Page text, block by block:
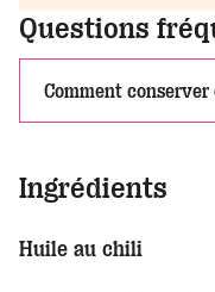
Questions
Comment
Ingrédients
Huile au chili